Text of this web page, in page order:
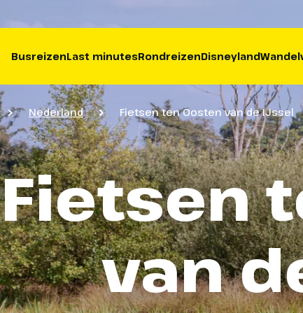
BusreizenLast minutesRondreizenDisneyland
Nederland Fietsen ten Oosten van de IJssel
Fietsen
van